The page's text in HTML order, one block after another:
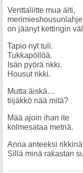
Venttaliitte mua äiti,
merimieshousunlahje
on jäänyt kettingin
Tapio nyt tuli.
Tukkapöllöä.
Isän pyörä rikki.
Housut rikki.
Mutta äiskä…
tiijäkkö nää mitä?
Mää ajoin ihan ite
kolmesataa metriä.
Anna anteeksi
Sillä minä rakastan